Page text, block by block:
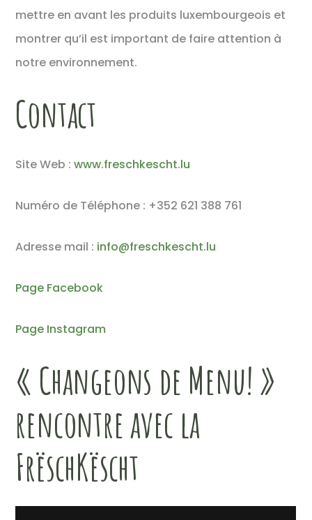
mettre en avant les produits luxembourgeois et
montrer qu’il est important de faire attention à
notre environnement.
Contact
Site Web :www.freschkescht.lu
Numéro de Téléphone : +352 621 388 761
Adresse mail : info@freschkescht.lu
Page Facebook
Page Instagram
« Changeons de Menu! »
rencontre avec la
FrëschKëscht